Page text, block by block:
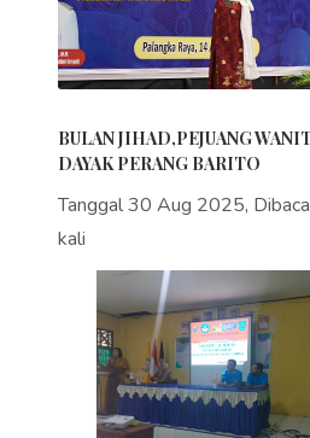
BULAN JIHAD,PEJUANG
DAYAK PERANG BARITO
Tanggal 30 Aug 2025,
kali